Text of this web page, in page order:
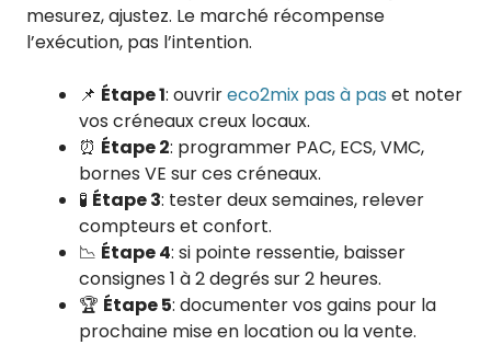
mesurez, ajustez. Le marché récompense
l’exécution, pas l’intention.
📌 Étape 1: ouvrireco2mix pas à pas et noter
vos créneaux creux locaux.
⏰ Étape 2: programmer PAC, ECS, VMC,
bornes VE sur ces créneaux.
🧪 Étape 3: tester deux semaines, relever
compteurs et confort.
📉 Étape 4: si pointe ressentie, baisser
consignes 1 à 2 degrés sur 2 heures.
🏆 Étape 5: documenter vos gains pour la
prochaine mise en location ou la vente.